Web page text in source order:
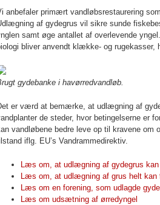
anbefaler primært vandløbsrestaurering
af gydegrus vil sikre sunde
samt øge antallet af overlevende
bliver anvendt klække- og rugekasser,
gydebanke i havørredvandløb.
er værd at bemærke, at udlægning af
de steder, hvor betingelserne er
vandløbene bedre leve op til kravene
iflg. EU’s Vandrammedirektiv.
Læs om, at udlægning af gydegrus kan
Læs om, at udlægning af grus helt kan
Læs om en forening, som udlagde
Læs om udsætning af ørredyngel